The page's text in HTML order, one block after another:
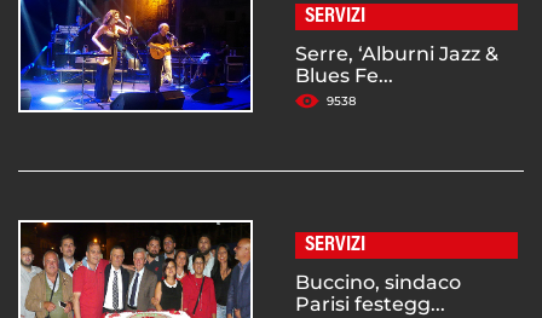
SERVIZI
Serre, ‘Alburni Jazz &
Blues Fe...
9538
SERVIZI
Buccino, sindaco
Parisi festegg...